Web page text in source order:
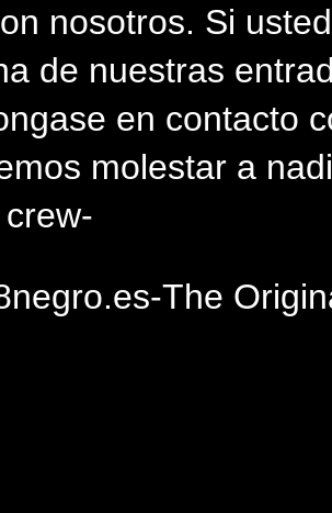
nosotros. Si
de nuestras
en contacto
molestar a
The